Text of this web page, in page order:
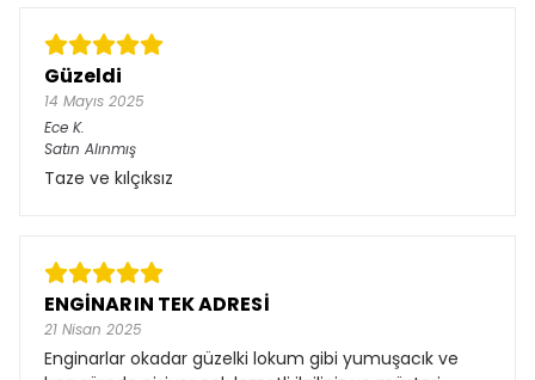
Güzeldi
14 Mayıs 2025
Ece K.
Satın Alınmış
Taze ve kılçıksız
ENGİNARIN TEK ADRESİ
21 Nisan 2025
Enginarlar okadar güzelki lokum gibi yumuşacık ve